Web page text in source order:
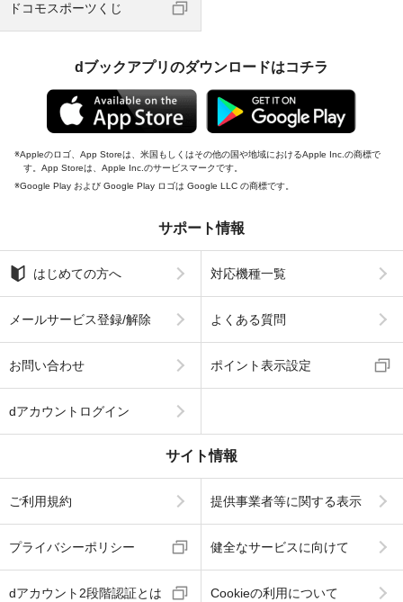
ドコモスポーツくじ
dブックアプリのダウンロードはコチラ
Appleのロゴ、App Storeは、米国もしくはその他の国や地域におけるApple Inc.の商標で
す。App Storeは、Apple Inc.のサービスマークです。
Google Play および Google Play ロゴは Google LLC の商標です。
サポート情報
はじめての方へ 対応機種一覧
メールサービス登録/解除 よくある質問
お問い合わせ ポイント表示設定
dアカウントログイン
サイト情報
ご利用規約 提供事業者等に関する表示
プライバシーポリシー 健全なサービスに向けて
dアカウント2段階認証とは Cookieの利用について